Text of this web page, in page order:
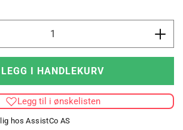
Øk
LEGG I HANDLEKURV
Legg til i ønskelisten
hosAssistCo AS